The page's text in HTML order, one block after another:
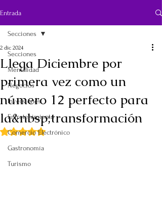
Entrada
Secciones
Mentalidad
Negocios
Inversiones
Entretenimiento
Comercio Electrónico
Gastronomía
Turismo
Secciones
Llega Diciembre por
primera vez como un
número 12 perfecto para
la&nbsp;transformación
2 dic 2024
Obtuvo NaN de 5 estrellas.